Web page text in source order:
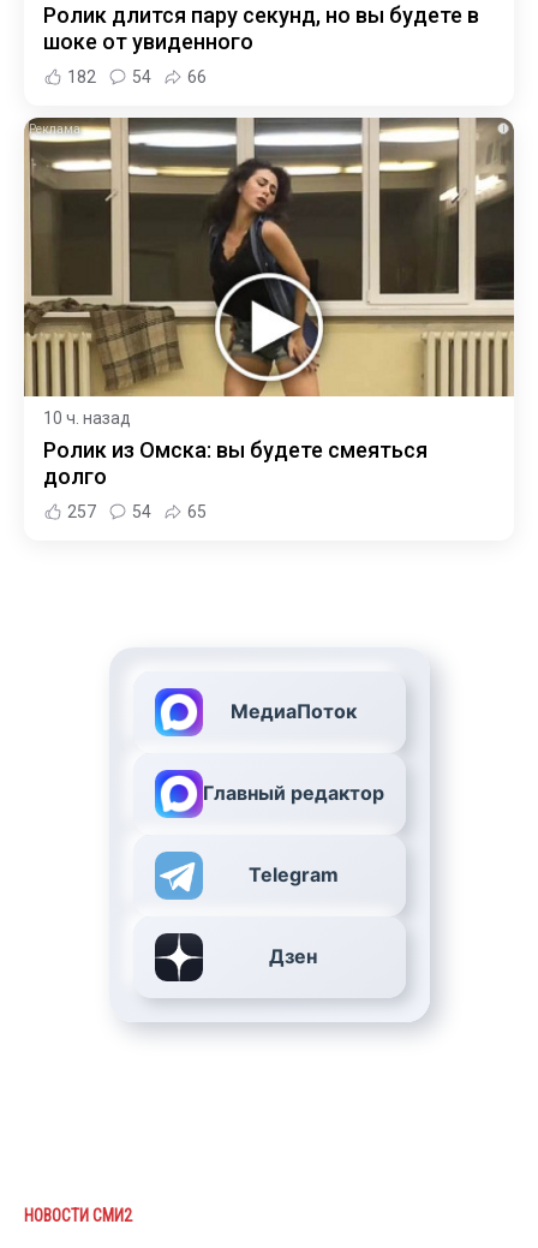
Ролик длится пару секунд, но вы будете в
шоке от увиденного
182 54 66
i
10 ч. назад
Ролик из Омска: вы будете смеяться
долго
257 54 65
МедиаПоток
Главный редактор
Telegram
Дзен
НОВОСТИ СМИ2